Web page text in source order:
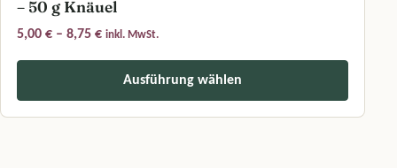
– 50 g Knäuel
5,00 € – 8,75 €Preisspanne: 5,00 € bis 8,75 €
inkl. MwSt.
Ausführung wählen